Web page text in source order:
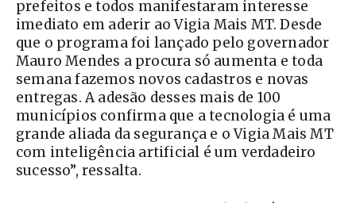
prefeitos e todos manifestaram interesse
imediato em aderir ao Vigia Mais MT. Desde
que o programa foi lançado pelo governador
Mauro Mendes a procura só aumenta e toda
semana fazemos novos cadastros e novas
entregas. A adesão desses mais de 100
municípios confirma que a tecnologia é uma
grande aliada da segurança e o Vigia Mais MT
com inteligência artificial é um verdadeiro
sucesso”, ressalta.